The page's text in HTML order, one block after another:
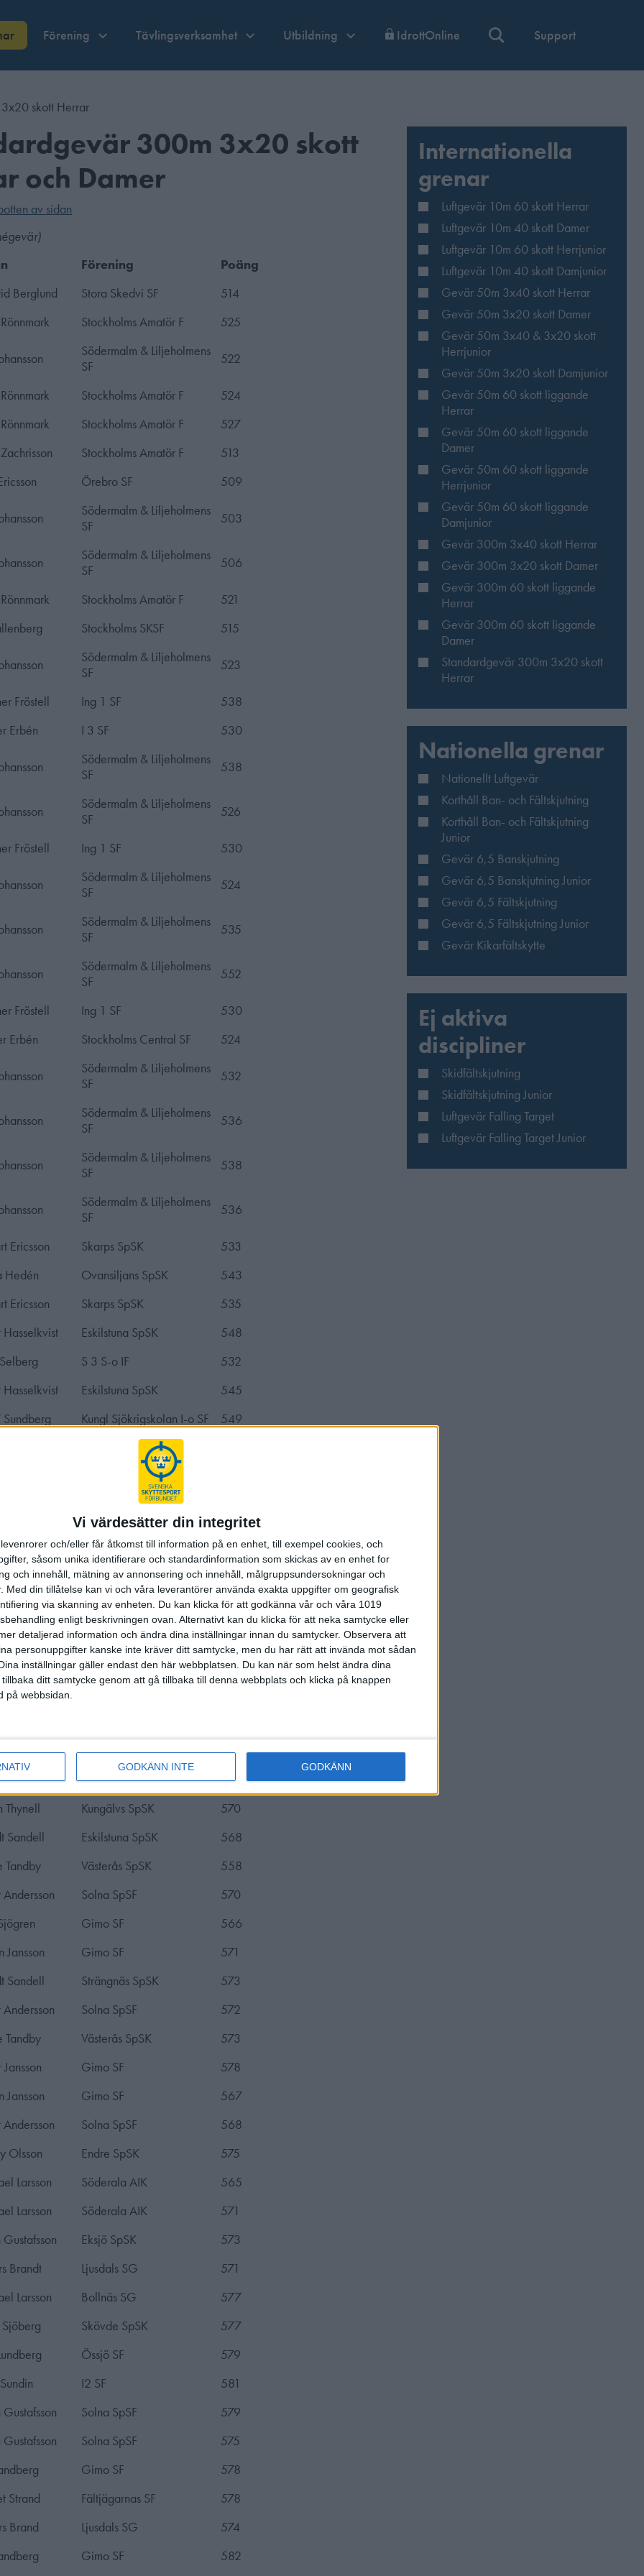
Vi värdesätter din integritet
och/eller får åtkomst till information på en enhet, till exempel cookies, och
såsom unika identifierare och standardinformation som skickas av en enhet for
och innehåll, mätning av annonsering och innehåll, målgruppsundersokningar och
Med din tillåtelse kan vi och våra leverantörer använda exakta uppgifter om geografisk
via skanning av enheten. Du kan klicka för att godkänna vår och våra 1019
enligt beskrivningen ovan. Alternativt kan du klicka för att neka samtycke eller
detaljerad information och ändra dina inställningar innan du samtycker. Observera att
personuppgifter kanske inte kräver ditt samtycke, men du har rätt att invända mot sådan
inställningar gäller endast den här webbplatsen. Du kan när som helst ändra dina
ditt samtycke genom att gå tillbaka till denna webbplats och klicka på knappen
på webbsidan.
GODKÄNN INTE GODKÄNN
Förening Tävlingsverksamhet Utbildning IdrottOnline Support
skott Herrar
300m 3x20 skott
och Damer
av sidan
Förening
Poäng
Berglund Stora Skedvi SF
514
Stockholms Amatör F 525
Södermalm & Liljeholmens
SF
522
Stockholms Amatör F
524
Stockholms Amatör F
527
Stockholms Amatör F
513
Örebro SF 509
Södermalm & Liljeholmens
SF
503
Södermalm & Liljeholmens
SF
506
Stockholms Amatör F
521
Stockholms SKSF 515
Södermalm & Liljeholmens
SF
523
Fröstell Ing 1 SF
538
Erbén I 3 SF 530
Södermalm & Liljeholmens
SF
538
Södermalm & Liljeholmens
SF
526
Fröstell Ing 1 SF 530
Södermalm & Liljeholmens
SF
524
Södermalm & Liljeholmens
SF
535
Södermalm & Liljeholmens
SF
552
Fröstell Ing 1 SF
530
Erbén Stockholms Central SF 524
Södermalm & Liljeholmens
SF
532
Södermalm & Liljeholmens
SF
536
Södermalm & Liljeholmens
SF
538
Södermalm & Liljeholmens
SF
536
Ericsson Skarps SpSK
533
Hedén Ovansiljans SpSK
543
Ericsson Skarps SpSK
535
Hasselkvist Eskilstuna SpSK
548
S 3 S-o IF
532
Hasselkvist Eskilstuna SpSK
545
Sundberg Kungl Sjökrigskolan I-o SF
549
Eskilstuna SpSK
Jönköpings SpSK
Södermalm & Liljeholmens
SF
540
Jansson Upsala SpSK
553
Tandy Västerås SpSK
551
Eskilstuna SpSK
541
Tandby Västerås SpSK
574
Eskilstuna SpSK
545
Storensten Nås SG
559
Thynell Kungälvs SpSK
571
Thynell Kungälvs SpSK
570
Sandell Eskilstuna SpSK
568
Tandby Västerås SpSK
558
Solna SpSF
570
Gimo SF
566
Jansson Gimo SF
571
Sandell Strängnäs SpSK
573
Solna SpSF
572
Tandby Västerås SpSK
573
Gimo SF
578
Jansson Gimo SF
567
Solna SpSF
568
Olsson Endre SpSK
575
Larsson Söderala AIK
565
Larsson Söderala AIK
571
Eksjö SpSK
573
Brandt Ljusdals SG
571
Larsson Bollnäs SG
577
Sjöberg Skövde SpSK
577
Össjö SF
579
I2 SF
581
Solna SpSF
579
Solna SpSF
575
Gimo SF
578
Strand Fältjägarnas SF
578
Brand Ljusdals SG
574
Gimo SF 582
Internationella
grenar
Luftgevär 10m 60 skott Herrar
Luftgevär 10m 40 skott Damer
Luftgevär 10m 60 skott Herrjunior
Luftgevär 10m 40 skott Damjunior
Gevär 50m 3x40 skott Herrar
Gevär 50m 3x20 skott Damer
Gevär 50m 3x40 & 3x20 skott
Herrjunior
Gevär 50m 3x20 skott Damjunior
Gevär 50m 60 skott liggande
Herrar
Gevär 50m 60 skott liggande
Damer
Gevär 50m 60 skott liggande
Herrjunior
Gevär 50m 60 skott liggande
Damjunior
Gevär 300m 3x40 skott Herrar
Gevär 300m 3x20 skott Damer
Gevär 300m 60 skott liggande
Herrar
Gevär 300m 60 skott liggande
Damer
Standardgevär 300m 3x20 skott
Herrar
Nationella grenar
Nationellt Luftgevär
Korthåll Ban- och Fältskjutning
Korthåll Ban- och Fältskjutning
Junior
Gevär 6,5 Banskjutning
Gevär 6,5 Banskjutning Junior
Gevär 6,5 Fältskjutning
Gevär 6,5 Fältskjutning Junior
Gevär Kikarfältskytte
Ej aktiva
discipliner
Skidfältskjutning
Skidfältskjutning Junior
Luftgevär Falling Target
Luftgevär Falling Target Junior